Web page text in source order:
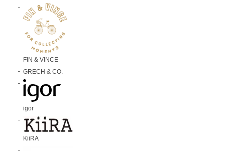
FIN & VINCE
GRECH & CO.
igor
KiiRA